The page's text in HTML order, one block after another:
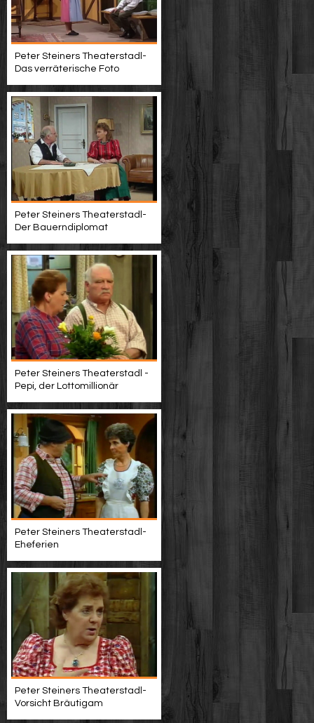
Peter Steiners Theaterstadl-
Das verräterische Foto
Peter Steiners Theaterstadl-
Der Bauerndiplomat
Peter Steiners Theaterstadl -
Pepi, der Lottomillionär
Peter Steiners Theaterstadl-
Eheferien
Peter Steiners Theaterstadl-
Vorsicht Bräutigam